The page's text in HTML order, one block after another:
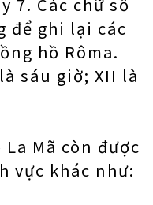
để ghi lại các
hồ Rôma.
sáu giờ; XII là
Mã còn được
vực khác như: